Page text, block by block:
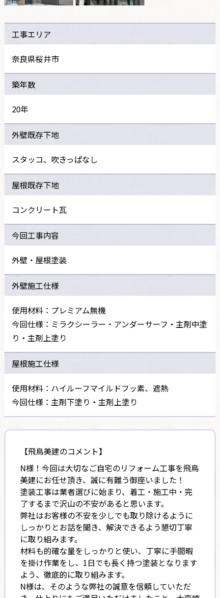
工事エリア
奈良県桜井市
築年数
20年
外壁既存下地
スタッコ、吹きっぱなし
屋根既存下地
コンクリート瓦
今回工事内容
外壁・屋根塗装
外壁施工仕様
使用材料：プレミアム無機
今回仕様：ミラクシーラー・アンダーサーフ・主剤中塗
り・主剤上塗り
屋根施工仕様
使用材料：ハイルーフマイルドフッ素、遮熱
今回仕様：主剤下塗り・主剤上塗り
【飛鳥美建のコメント】
N様！今回は大切なご自宅のリフォーム工事を飛鳥
美建にお任せ頂き、誠に有難う御座いました！
塗装工事は業者選びに始まり、着工・施工中・完
了するまで沢山の不安があると思います。
弊社はお客様の不安を少しでも取り除けるように
しっかりとお話を聞き、解決できるよう懇切丁寧
に取り組みます。
材料も的確な量をしっかりと使い、丁寧に手間暇
を掛け作業をし、1日でも長く持つ塗装となります
よう、徹底的に取り組みます。
N様は、そのような弊社の誠意を信頼していただ